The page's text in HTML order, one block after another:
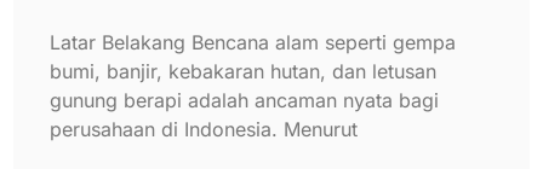
Latar Belakang Bencana alam seperti gempa
bumi, banjir, kebakaran hutan, dan letusan
gunung berapi adalah ancaman nyata bagi
perusahaan di Indonesia. Menurut